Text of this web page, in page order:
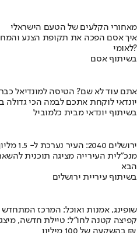
מאחורי הקלעים של הטעם הישראלי
לאומי?
בשיתוף אסם
אתם עוד לא שם? הטיסה למונדיאל
יונדאי לוקחת אתכם לבמה הכי גדולה
בשיתוף יונדאי מבית כלמוביל
ירושלים 2040: העיר נערכת ל- 1.5 מליון תושבים
מנכ"לית העירייה מציגה תוכנית
הבא
בשיתוף עיריית ירושלים
שופינג, אמנות ואוכל: המרכז
קפיצה קטנה לחו"ל: טיילת חדשה,